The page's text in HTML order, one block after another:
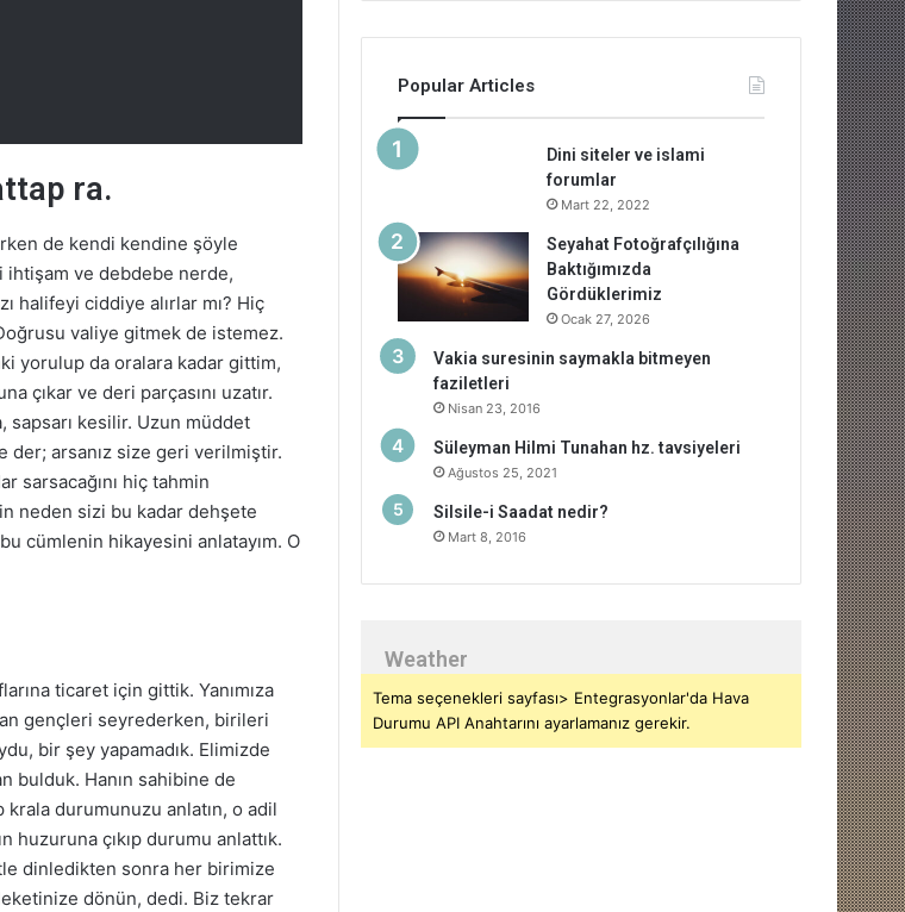
ra.
de kendi kendine şöyle
ihtişam ve debdebe nerde,
halifeyi ciddiye alırlar mı? Hiç
valiye gitmek de istemez.
yorulup da oralara kadar gittim,
çıkar ve deri parçasını uzatır.
sapsarı kesilir. Uzun müddet
der; arsanız size geri verilmiştir.
sarsacağını hiç tahmin
neden sizi bu kadar dehşete
cümlenin hikayesini anlatayım. O
ticaret için gittik. Yanımıza
gençleri seyrederken, birileri
bir şey yapamadık. Elimizde
bulduk. Hanın sahibine de
krala durumunuzu anlatın, o adil
huzuruna çıkıp durumu anlattık.
dinledikten sonra her birimize
dönün, dedi. Biz tekrar
Popular Articles
Dini siteler ve islami
forumlar
Mart 22, 2022
Seyahat Fotoğrafçılığına
Baktığımızda
Gördüklerimiz
Ocak 27, 2026
Vakia suresinin saymakla bitmeyen
faziletleri
Nisan 23, 2016
Süleyman Hilmi Tunahan hz. tavsiyeleri
Ağustos 25, 2021
Silsile-i Saadat nedir?
Mart 8, 2016
Weather
Tema seçenekleri sayfası> Entegrasyonlar'da Hava
Durumu API Anahtarını ayarlamanız gerekir.